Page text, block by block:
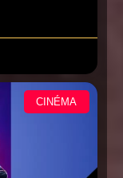
CINÉMA